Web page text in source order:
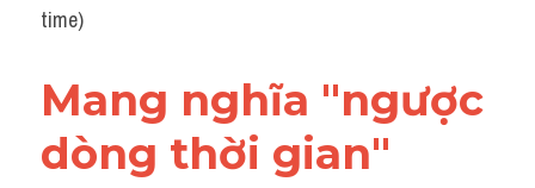
time)
Mang nghĩa "ngược
dòng thời gian"